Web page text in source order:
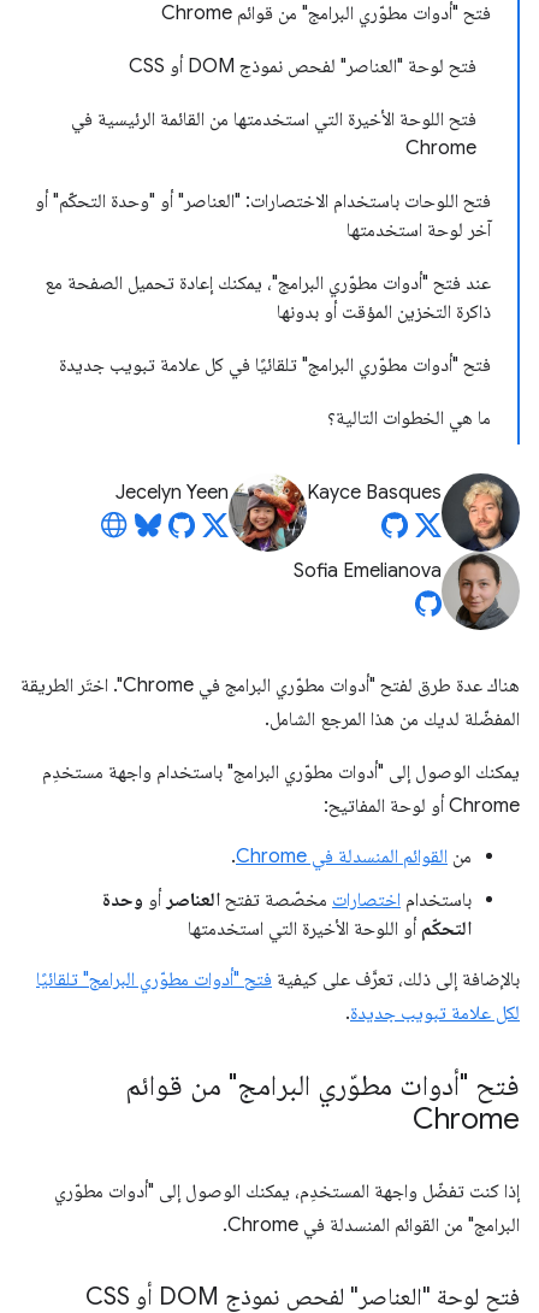
فتح "أدوات مطوّري البرامج" من قوائم Chrome
فتح لوحة "العناصر" لفحص نموذج DOM أو CSS
فتح اللوحة الأخيرة التي استخدمتها من القائمة الرئيسية في
Chrome
فتح اللوحات باستخدام الاختصارات: "العناصر" أو "وحدة التحكّم" أو
آخر لوحة استخدمتها
عند فتح "أدوات مطوّري البرامج"، يمكنك إعادة تحميل الصفحة مع
ذاكرة التخزين المؤقت أو بدونها
فتح "أدوات مطوّري البرامج" تلقائيًا في كل علامة تبويب جديدة
ما هي الخطوات التالية؟
Kayce Basques
Jecelyn Yeen
Sofia Emelianova
هناك عدة طرق لفتح "أدوات مطوّري البرامج في Chrome". اختَر الطريقة
المفضّلة لديك من هذا المرجع الشامل.
يمكنك الوصول إلى "أدوات مطوّري البرامج" باستخدام واجهة مستخدِم
Chrome أو لوحة المفاتيح:
من القوائم المنسدلة في Chrome
.
باستخدام اختصارات مخصّصة تفتح العناصر أو وحدة
التحكّم أو اللوحة الأخيرة التي استخدمتها
بالإضافة إلى ذلك، تعرَّف على كيفية فتح "أدوات مطوّري البرامج" تلقائيًا
لكل علامة تبويب جديدة.
فتح "أدوات مطوّري البرامج" من قوائم
Chrome
إذا كنت تفضّل واجهة المستخدِم، يمكنك الوصول إلى "أدوات مطوّري
البرامج" من القوائم المنسدلة في Chrome.
فتح لوحة "العناصر" لفحص نموذج DOM أو CSS